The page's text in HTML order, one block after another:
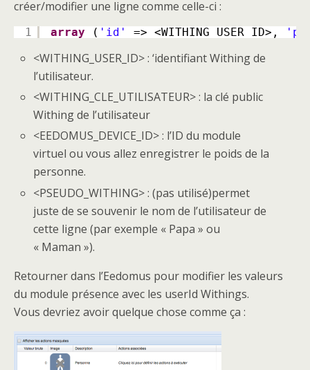
créer/modifier une ligne comme celle-ci :
1 array ( 'id' => <WITHING_USER_ID>,
<WITHING_USER_ID> : ‘identifiant Withing de
l’utilisateur.
<WITHING_CLE_UTILISATEUR> : la clé public
Withing de l’utilisateur
<EEDOMUS_DEVICE_ID> : l’ID du module
virtuel ou vous allez enregistrer le poids de la
personne.
<PSEUDO_WITHING> : (pas utilisé)permet
juste de se souvenir le nom de l’utilisateur de
cette ligne (par exemple « Papa » ou
« Maman »).
Retourner dans l’Eedomus pour modifier les valeurs
du module présence avec les userId Withings.
Vous devriez avoir quelque chose comme ça :